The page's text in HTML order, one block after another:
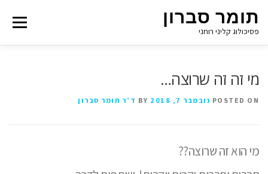
תומר סברון
פסיכולוג קליני רוחני
Menu
מי זה זה שרוצה…
POSTED ON נובמבר 7, 2018 ד״ר תומר סברון
מי הוא זה שרוצה??